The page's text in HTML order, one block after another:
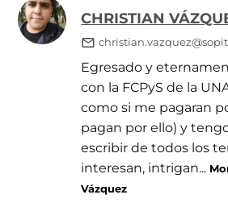
CHRISTIAN
Egresado y
con la FCPyS de la
como si me pagaran
pagan por ello) y
escribir de todos los
interesan, intrigan...
Vázquez